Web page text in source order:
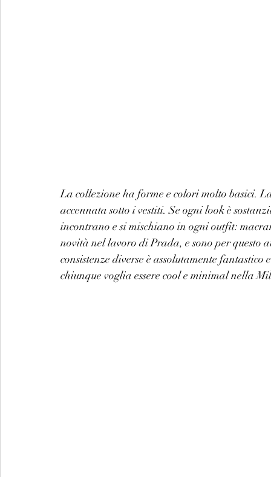
La collezione ha forme e colori molto basici.
accennata sotto i vestiti. Se ogni look è
incontrano e si mischiano in ogni outfit:
novità nel lavoro di Prada, e sono per
consistenze diverse è assolutamente
chiunque voglia essere cool e minimal nella